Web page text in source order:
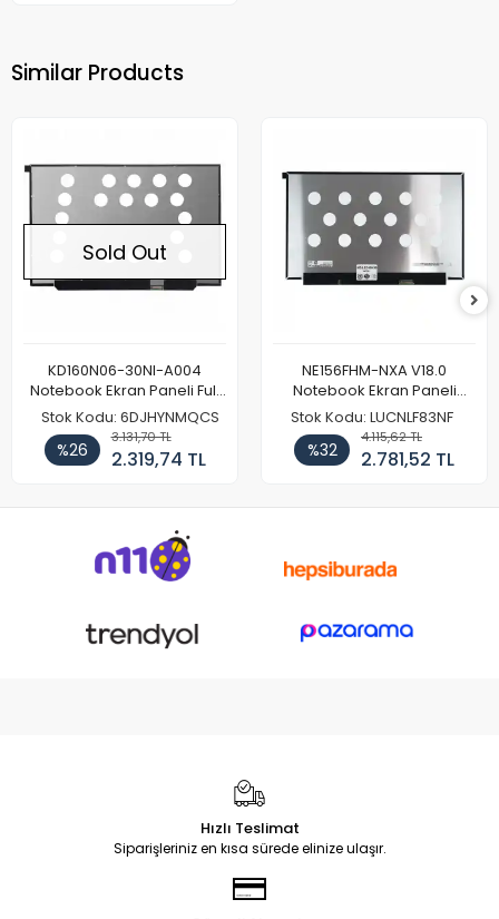
Similar Products
Sold Out
KD160N06-30NI-A004
Notebook Ekran Paneli Full
HD
Stok Kodu: 6DJHYNMQCS
%26
3.131,70 TL
2.319,74 TL
NE156FHM-NXA V18.0
Notebook Ekran Paneli
144Hz
Stok Kodu: LUCNLF83NF
%32
4.115,62 TL
2.781,52 TL
Hızlı Teslimat
Siparişleriniz en kısa sürede elinize ulaşır.